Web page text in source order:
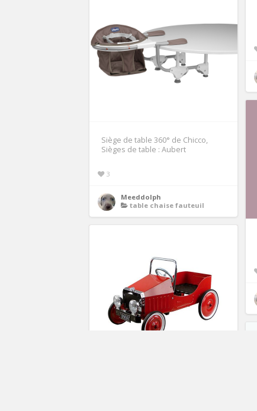
Siège de table 360° de Chicco,
Sièges de table : Aubert
3
Meeddolph
table chaise fauteuil